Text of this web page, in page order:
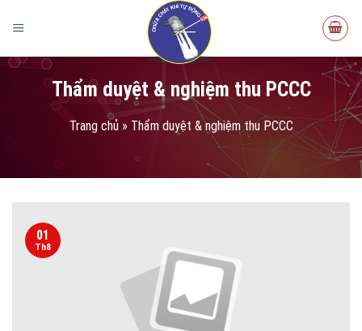
Thẩm duyệt & nghiệm thu PCCC
Trang chủ» Thẩm duyệt & nghiệm thu PCCC
01
Th8